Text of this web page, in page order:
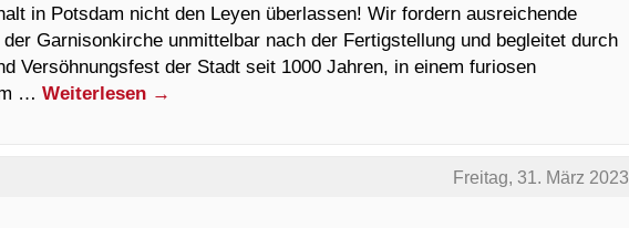
in Potsdam nicht den Leyen überlassen! Wir fordern ausreichende
Garnisonkirche unmittelbar nach der Fertigstellung und begleitet durch
Versöhnungsfest der Stadt seit 1000 Jahren, in einem furiosen
…Weiterlesen →
Freitag, 31. März 2023